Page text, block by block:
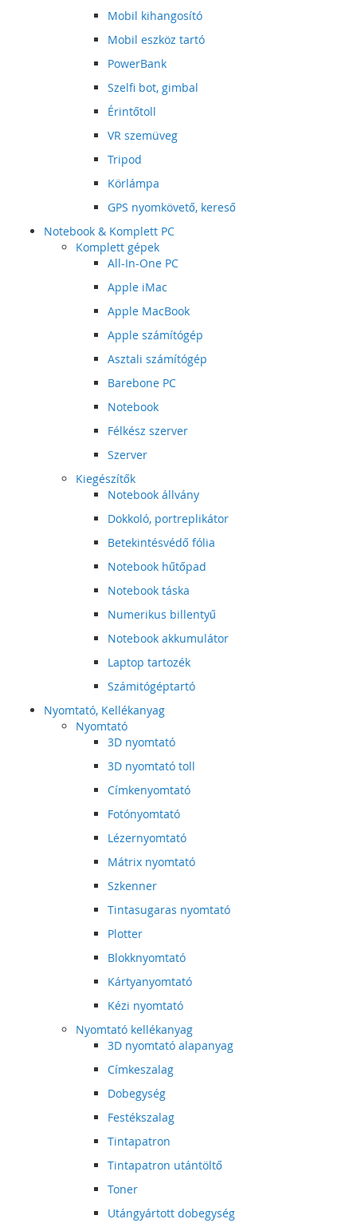
Mobil kihangosító
Mobil eszköz tartó
PowerBank
Szelfi bot, gimbal
Érintőtoll
VR szemüveg
Tripod
Körlámpa
GPS nyomkövető, kereső
Notebook & Komplett PC
Komplett gépek
All-In-One PC
Apple iMac
Apple MacBook
Apple számítógép
Asztali számítógép
Barebone PC
Notebook
Félkész szerver
Szerver
Kiegészítők
Notebook állvány
Dokkoló, portreplikátor
Betekintésvédő fólia
Notebook hűtőpad
Notebook táska
Numerikus billentyű
Notebook akkumulátor
Laptop tartozék
Számitógéptartó
Nyomtató, Kellékanyag
Nyomtató
3D nyomtató
3D nyomtató toll
Címkenyomtató
Fotónyomtató
Lézernyomtató
Mátrix nyomtató
Szkenner
Tintasugaras nyomtató
Plotter
Blokknyomtató
Kártyanyomtató
Kézi nyomtató
Nyomtató kellékanyag
3D nyomtató alapanyag
Címkeszalag
Dobegység
Festékszalag
Tintapatron
Tintapatron utántöltő
Toner
Utángyártott dobegység